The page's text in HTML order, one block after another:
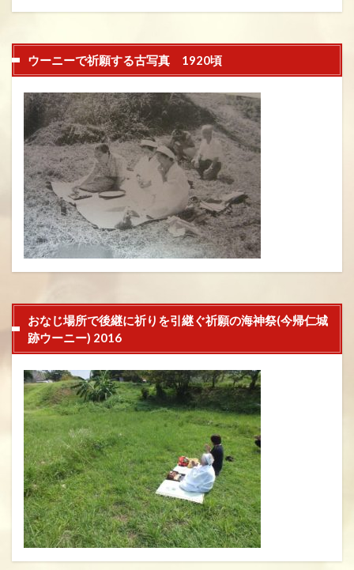
ウーニーで祈願する古写真 1920頃
おなじ場所で後継に祈りを引継ぐ祈願の海神祭(今帰仁城
跡ウーニー) 2016